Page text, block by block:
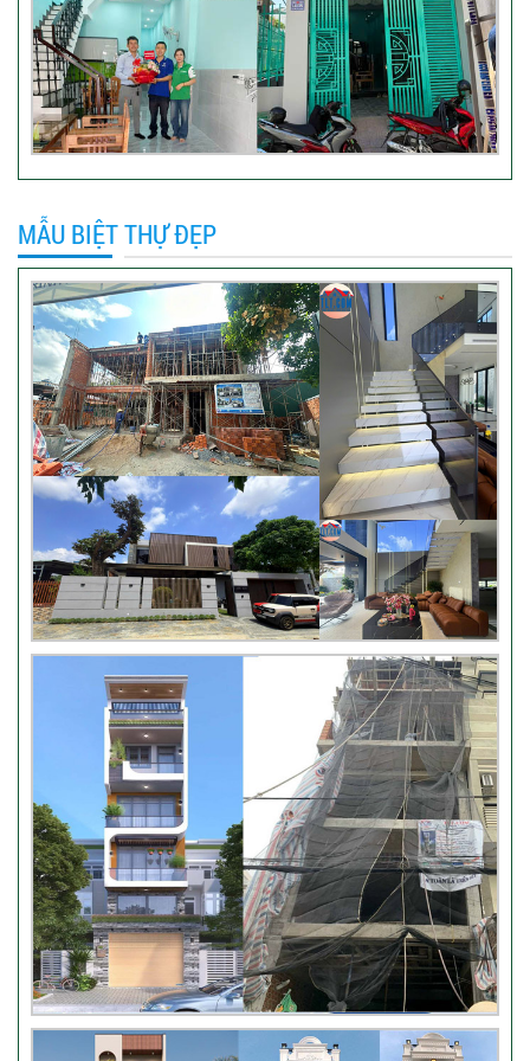
VIDEO đánh giá của khách
hàng xây nhà trọn gói tại TP
Thủ Đức
Video hình ảnh thi công nhà
anh Hiếu
Video bàn giao nhà chị
Phượng – Nhà Bè TPHCM
Video đánh giá từ khách hàng
chị Oanh – sửa nhà
Nhận xét khách hàng nhà chú
Trung – Gò Vấp
MẪU BIỆT THỰ ĐẸP